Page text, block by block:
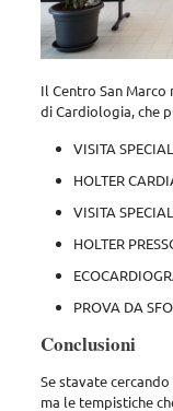
Il Centro San
di Cardiologia, che
VISITA
HOLTER
VISITA
HOLTER
PROVA DA
Conclusioni
Se stavate
ma le tempistiche